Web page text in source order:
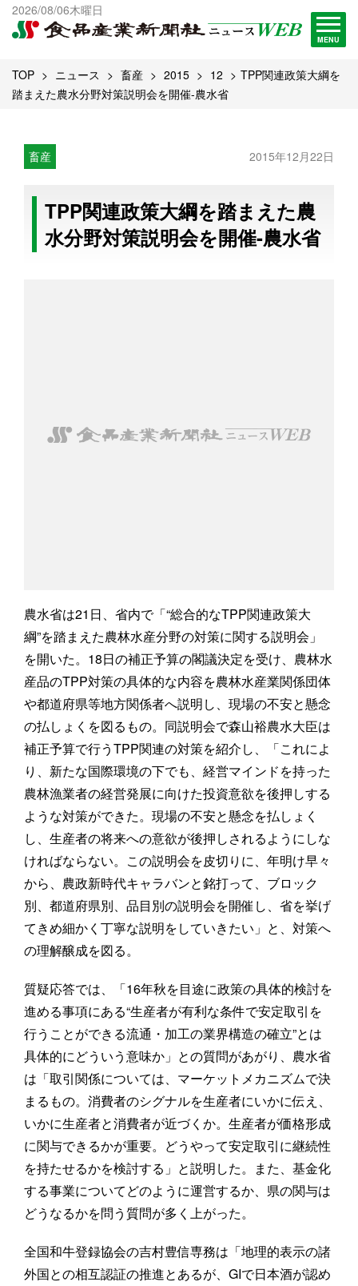
2026/08/06木曜日
MENU
出版物一覧へ
試読・購読申し込み
TOP ニュース 畜産 2015 12
TPP関連政策大綱を
踏まえた農水分野対策説明会を開催-農水省
畜産 2015年12月22日
TPP関連政策大綱を踏まえた農
水分野対策説明会を開催-農水省
農水省は21日、省内で「“総合的なTPP関連政策大
綱”を踏まえた農林水産分野の対策に関する説明会」
を開いた。18日の補正予算の閣議決定を受け、農林水
産品のTPP対策の具体的な内容を農林水産業関係団体
や都道府県等地方関係者へ説明し、現場の不安と懸念
の払しょくを図るもの。同説明会で森山裕農水大臣は
補正予算で行うTPP関連の対策を紹介し、「これによ
り、新たな国際環境の下でも、経営マインドを持った
農林漁業者の経営発展に向けた投資意欲を後押しする
ような対策ができた。現場の不安と懸念を払しょく
し、生産者の将来への意欲が後押しされるようにしな
ければならない。この説明会を皮切りに、年明け早々
から、農政新時代キャラバンと銘打って、ブロック
別、都道府県別、品目別の説明会を開催し、省を挙げ
てきめ細かく丁寧な説明をしていきたい」と、対策へ
の理解醸成を図る。
質疑応答では、「16年秋を目途に政策の具体的検討を
進める事項にある“生産者が有利な条件で安定取引を
行うことができる流通・加工の業界構造の確立”とは
具体的にどういう意味か」との質問があがり、農水省
は「取引関係については、マーケットメカニズムで決
まるもの。消費者のシグナルを生産者にいかに伝え、
いかに生産者と消費者が近づくか。生産者が価格形成
に関与できるかが重要。どうやって安定取引に継続性
を持たせるかを検討する」と説明した。また、基金化
する事業についてどのように運営するか、県の関与は
どうなるかを問う質問が多く上がった。
全国和牛登録協会の吉村豊信専務は「地理的表示の諸
外国との相互認証の推進とあるが、GIで日本酒が認め